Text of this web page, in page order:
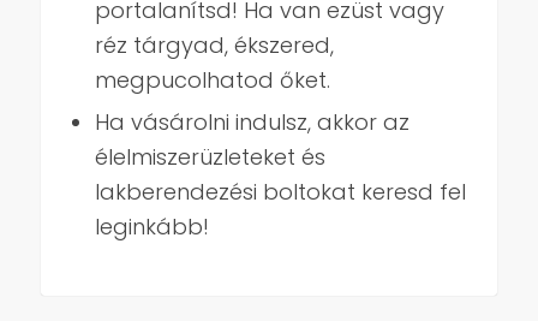
portalanítsd! Ha van ezüst vagy
réz tárgyad, ékszered,
megpucolhatod őket.
Ha vásárolni indulsz, akkor az
élelmiszerüzleteket és
lakberendezési boltokat keresd fel
leginkább!